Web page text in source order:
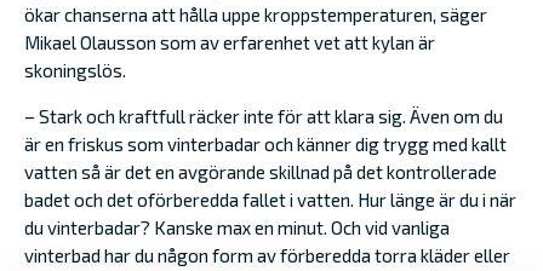
ökar chanserna att hålla uppe kroppstemperaturen, säger
Mikael Olausson som av erfarenhet vet att kylan är
skoningslös.
– Stark och kraftfull räcker inte för att klara sig. Även om du
är en friskus som vinterbadar och känner dig trygg med kallt
vatten så är det en avgörande skillnad på det kontrollerade
badet och det oförberedda fallet i vatten. Hur länge är du i när
du vinterbadar? Kanske max en minut. Och vid vanliga
vinterbad har du någon form av förberedda torra kläder eller